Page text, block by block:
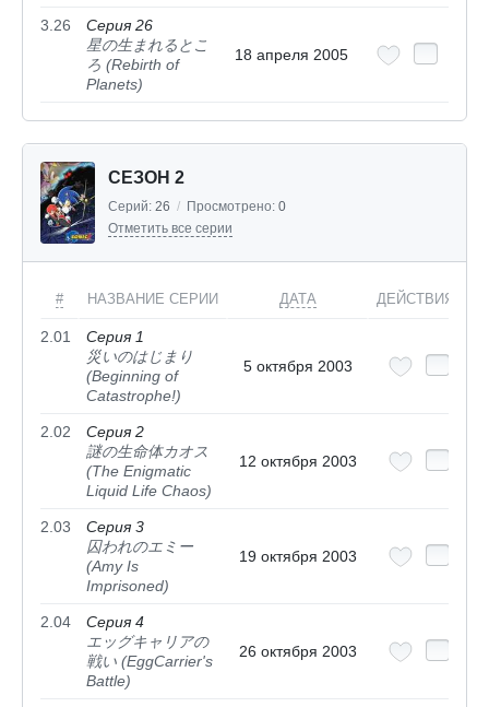
3.26
Серия 26
星の生まれるとこ
ろ (Rebirth of
Planets)
18 апреля 2005
СЕЗОН 2
Серий: 26 / Просмотрено: 0
Отметить все серии
# НАЗВАНИЕ СЕРИИ ДАТА ДЕЙСТВИЯ
2.01
Серия 1
災いのはじまり
(Beginning of
Catastrophe!)
5 октября 2003
2.02
Серия 2
謎の生命体カオス
(The Enigmatic
Liquid Life Chaos)
12 октября 2003
2.03
Серия 3
囚われのエミー
(Amy Is
Imprisoned)
19 октября 2003
2.04
Серия 4
エッグキャリアの
戦い (EggCarrier's
Battle)
26 октября 2003